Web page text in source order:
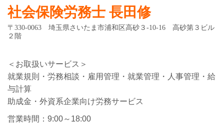
社会保険労務士 長田修
〒330-0063 埼玉県さいたま市浦和区高砂３-10-16 高砂第３ビル
２階
＜お取扱いサービス＞
就業規則・労務相談・雇用管理・就業管理・人事管理・給
与計算
助成金・外資系企業向け労務サービス
営業時間：9:00～18:00